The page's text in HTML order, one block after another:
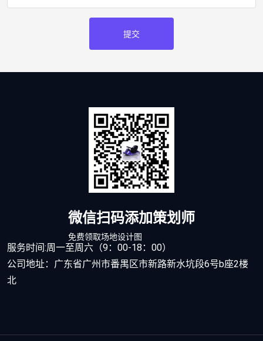
提交
微信扫码添加策划师
免费领取场地设计图
服务时间:周一至周六（9：00-18：00）
公司地址：广东省广州市番禺区市新路新水坑段6号b座2楼
北